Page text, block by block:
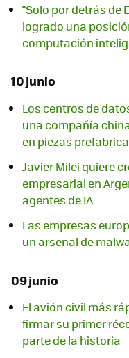
"Solo por detrás de
logrado una
computación
10 junio
Los centros de
una compañía
en piezas
Javier Milei quiere
empresarial en
agentes de IA
Las empresas
un arsenal de
09 junio
El avión civil más
firmar su primer
parte de la historia